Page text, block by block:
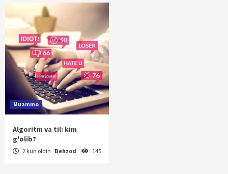
Muammo
Algoritm va til: kim
g'olib?
2 kun oldin Behzod 145